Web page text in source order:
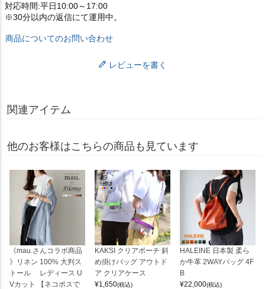
対応時間:平日10:00～17:00
※30分以内の返信にて運用中。
商品についてのお問い合わせ
レビューを書く
関連アイテム
他のお客様はこちらの商品も見ています
《mau.さんコラボ商品
》リネン 100% 大判ス
トール レディース U
Vカット 【ネコポスで
KAKSI クリアポーチ 斜
め掛けバッグ アウトド
ア クリアケース
¥1,650(税込)
HALEINE 日本製 柔ら
か牛革 2WAYバッグ 4F
B
¥22,000(税込)